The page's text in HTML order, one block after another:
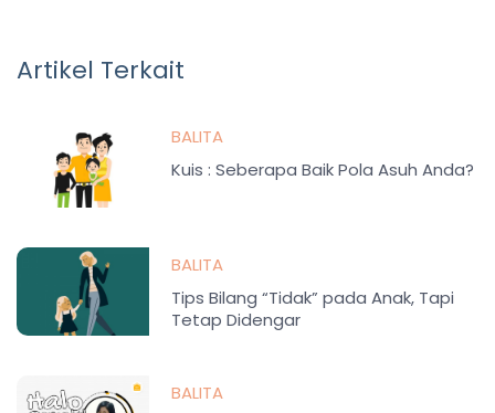
Artikel Terkait
BALITA
Kuis : Seberapa Baik Pola Asuh Anda?
BALITA
Tips Bilang “Tidak” pada Anak, Tapi
Tetap Didengar
BALITA